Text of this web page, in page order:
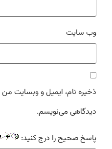
وب‌ سایت
ذخیره نام، ایمیل و وبسایت من
دیدگاهی می‌نویسم.
پاسخ صحیح را درج کنید: